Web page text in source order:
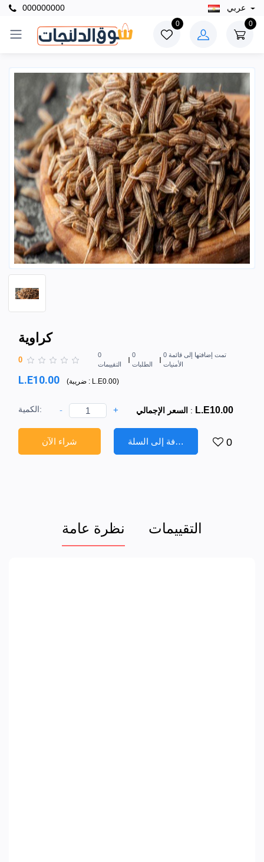
000000000
0 0
كراوية
0
0
التقييمات
0
الطلبات
0 تمت إضافتها إلى قائمة
الأمنيات
L.E10.00 ( ضريبة : L.E0.00)
الكمية: - + السعر الإجمالي : L.E10.00
شراء الآن إضافة إلى السلة 0
نظرة عامة التقييمات